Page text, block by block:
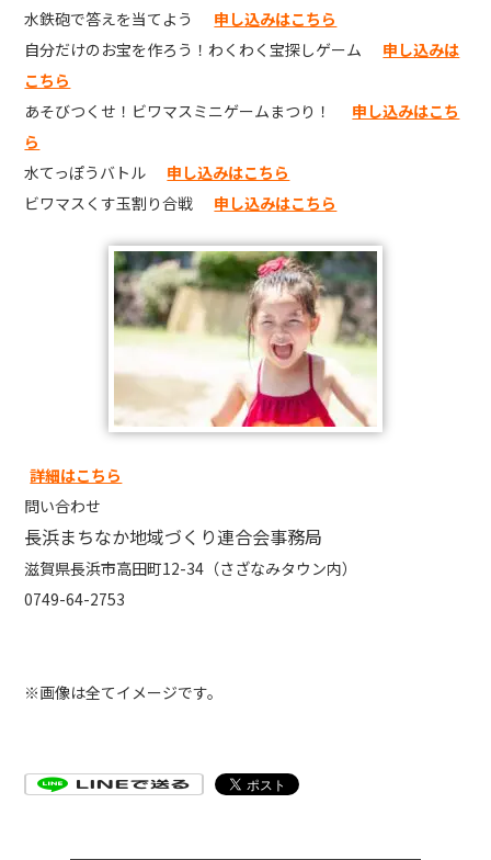
水鉄砲で答えを当てよう
申し込みはこちら
自分だけのお宝を作ろう！わくわく宝探しゲーム
申し込みは
こちら
あそびつくせ！ビワマスミニゲームまつり！
申し込みはこち
ら
水てっぽうバトル
申し込みはこちら
ビワマスくす玉割り合戦
申し込みはこちら
詳細はこちら
問い合わせ
長浜まちなか地域づくり連合会事務局
滋賀県長浜市高田町12-34（さざなみタウン内）
0749-64-2753
※画像は全てイメージです。